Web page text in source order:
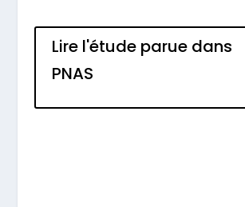
Lire l'étude parue dans
PNAS